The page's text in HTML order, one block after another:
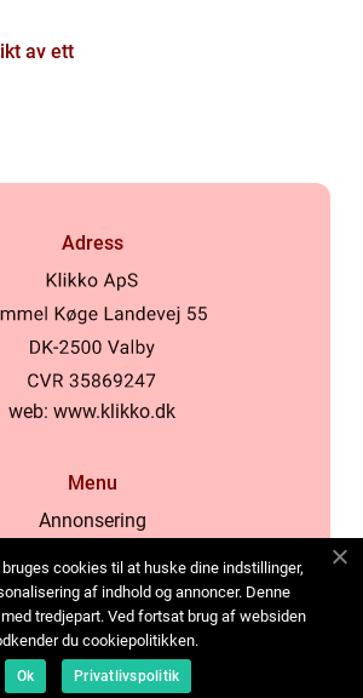
av ett
Adress
web: www.klikko.dk
Menu
Annonsering
Cookies
Kontakta oss
Sitemap
cookies til at huske dine indstillinger,
af indhold og annoncer. Denne
tredjepart. Ved fortsat brug af websiden
du cookiepolitikken.
Ok Privatlivspolitik